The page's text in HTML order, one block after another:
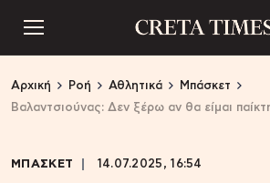
Αρχική Ροή Αθλητικά
Μπάσκετ
Βαλαντσιούνας: Δεν ξέρω αν θα είμαι
ΜΠΑΣΚΕΤ 14.07.2025, 16:54